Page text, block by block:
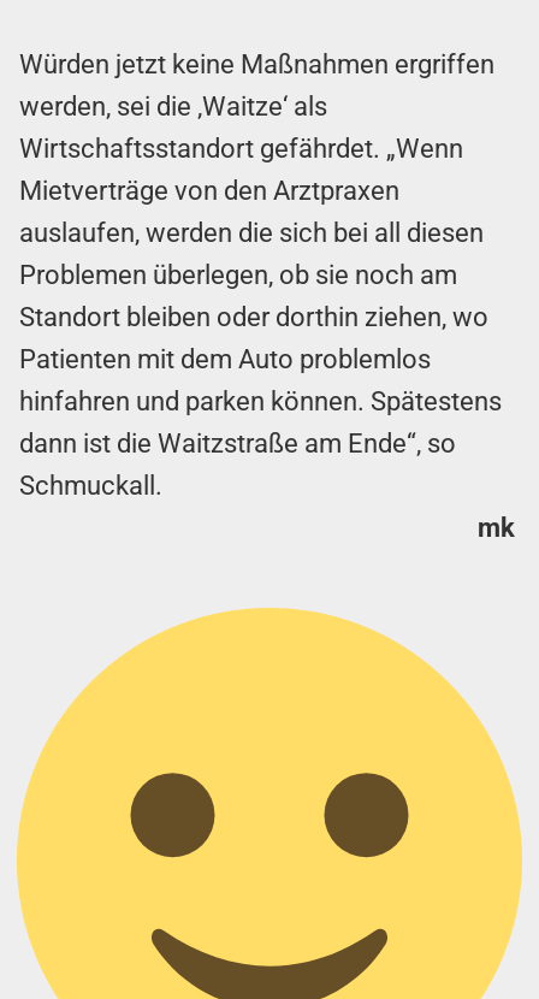
Würden jetzt keine Maßnahmen ergriffen
werden, sei die ‚Waitze‘ als
Wirtschaftsstandort gefährdet. „Wenn
Mietverträge von den Arztpraxen
auslaufen, werden die sich bei all diesen
Problemen überlegen, ob sie noch am
Standort bleiben oder dorthin ziehen, wo
Patienten mit dem Auto problemlos
hinfahren und parken können. Spätestens
dann ist die Waitzstraße am Ende“, so
Schmuckall.
mk